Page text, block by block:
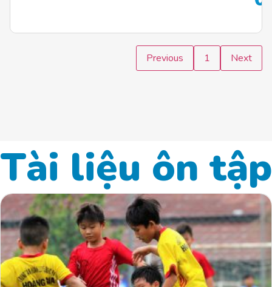
Previous 1 Next
Tài liệu ôn tập